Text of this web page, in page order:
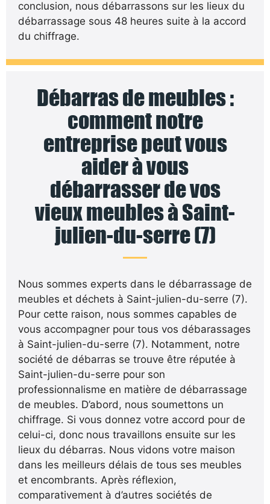
conclusion, nous débarrassons sur les lieux du
débarrassage sous 48 heures suite à la accord
du chiffrage.
Débarras de meubles :
comment notre
entreprise peut vous
aider à vous
débarrasser de vos
vieux meubles à Saint-
julien-du-serre (7)
Nous sommes experts dans le débarrassage de
meubles et déchets à Saint-julien-du-serre (7).
Pour cette raison, nous sommes capables de
vous accompagner pour tous vos débarassages
à Saint-julien-du-serre (7). Notamment, notre
société de débarras se trouve être réputée à
Saint-julien-du-serre pour son
professionnalisme en matière de débarrassage
de meubles. D’abord, nous soumettons un
chiffrage. Si vous donnez votre accord pour de
celui-ci, donc nous travaillons ensuite sur les
lieux du débarras. Nous vidons votre maison
dans les meilleurs délais de tous ses meubles
et encombrants. Après réflexion,
comparativement à d’autres sociétés de